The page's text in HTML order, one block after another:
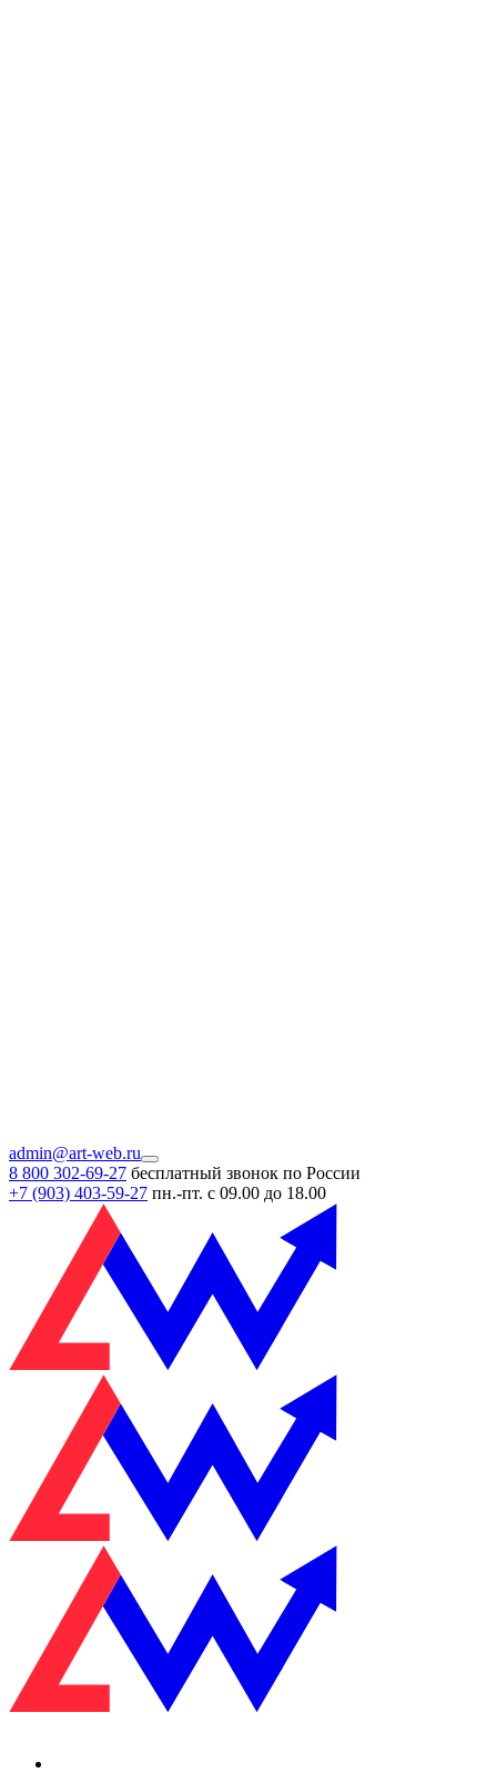
admin@art-web.ru
8 800 302-69-27 бесплатный звонок по России
+7 (903) 403-59-27 пн.-пт. с 09.00 до 18.00